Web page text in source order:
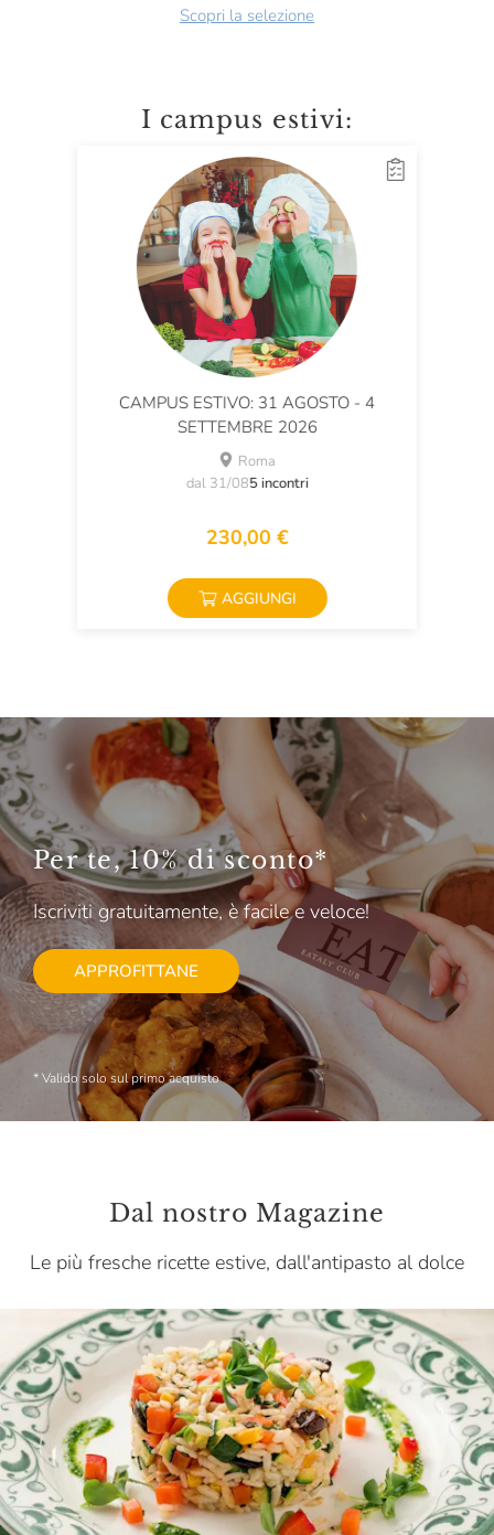
Scopri la selezione
I campus estivi:
CAMPUS ESTIVO: 31 AGOSTO - 4
SETTEMBRE 2026
Roma
dal 31/085 incontri
230,00 €
AGGIUNGI
Per te, 10% di sconto*
Iscriviti gratuitamente, è facile e veloce!
APPROFITTANE
* Valido solo sul primo acquisto
Dal nostro Magazine
Le più fresche ricette estive, dall'antipasto al dolce